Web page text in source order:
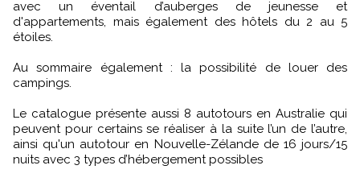
avec un éventail d’auberges de jeunesse et
d'appartements, mais également des hôtels du 2 au 5
étoiles.
Au sommaire également : la possibilité de louer des
campings.
Le catalogue présente aussi 8 autotours en Australie qui
peuvent pour certains se réaliser à la suite l’un de l’autre,
ainsi qu'un autotour en Nouvelle-Zélande de 16 jours/15
nuits avec 3 types d’hébergement possibles